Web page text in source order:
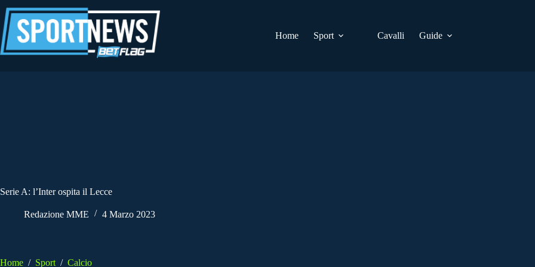
al
contenuto
Home
Sport Cavalli Guide
Serie A: l’Inter ospita il Lecce
Redazione MME 4 Marzo 2023
Home / Sport / Calcio